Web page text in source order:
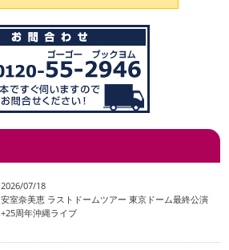
2026/07/18
安室奈美恵 ラストドームツアー 東京ドーム最終公演
+25周年沖縄ライブ